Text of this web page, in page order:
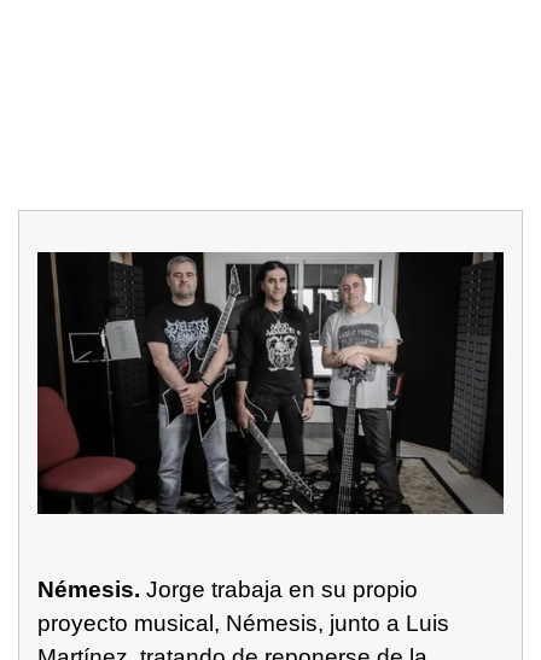
Némesis. Jorge trabaja en su propio
proyecto musical, Némesis, junto a Luis